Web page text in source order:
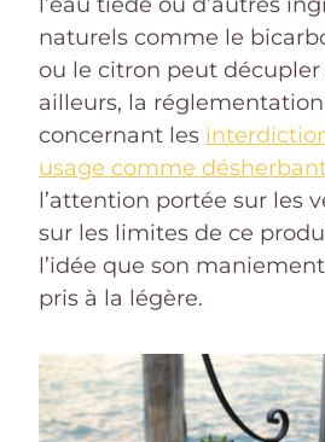
naturels comme le
ou le citron peut décupler
ailleurs, la
concernant les
usage comme
l’attention portée sur les
sur les limites de ce
l’idée que son
pris à la légère.